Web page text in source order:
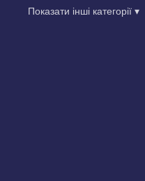
Показати інші категорії ▾